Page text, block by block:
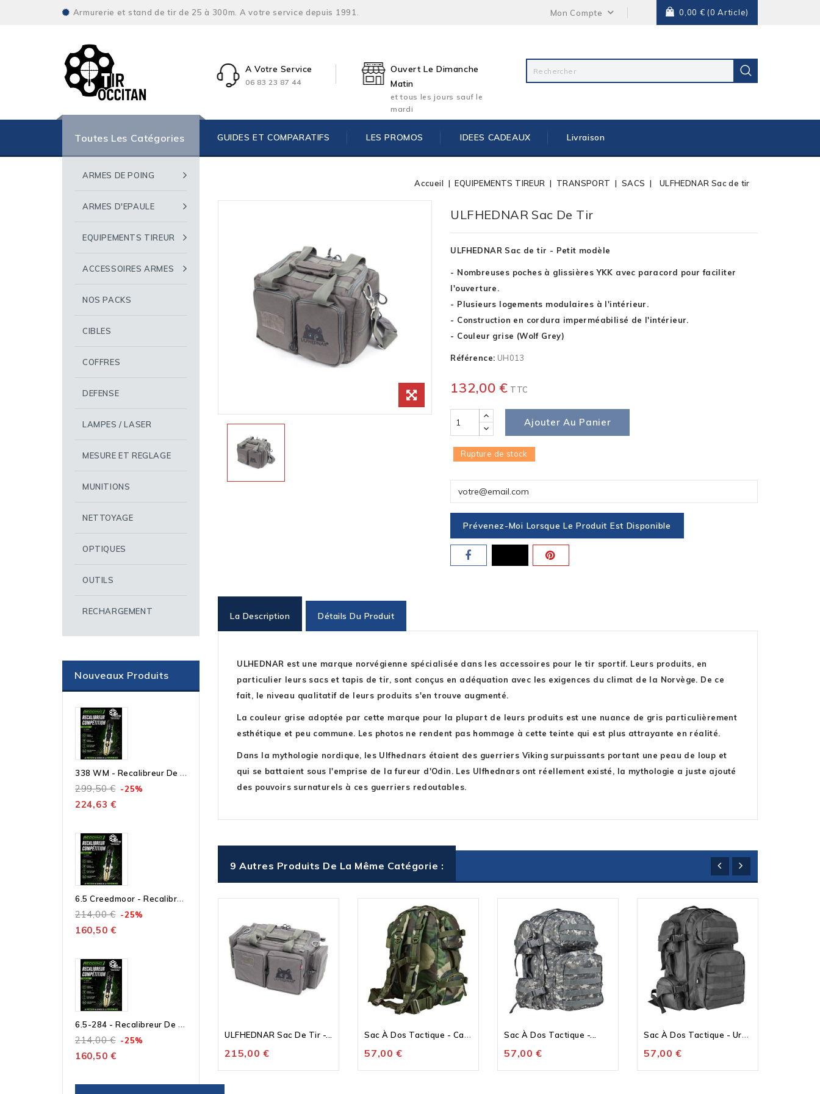
Armurerie et stand de tir de 25 à 300m. A votre service depuis 1991. Mon Compte 0,00 € (0 Article)
A Votre Service
06 83 23 87 44
Ouvert Le Dimanche
Matin
et tous les jours sauf le
mardi
GUIDES ET COMPARATIFS LES PROMOS IDEES CADEAUX Livraison
Toutes Les Catégories
ARMES DE POING
ARMES D'EPAULE
EQUIPEMENTS TIREUR
ACCESSOIRES ARMES
NOS PACKS
CIBLES
COFFRES
DEFENSE
LAMPES / LASER
MESURE ET REGLAGE
MUNITIONS
NETTOYAGE
OPTIQUES
OUTILS
RECHARGEMENT
Nouveaux Produits
3
38 WM - Recalibreur De Collet Compétition – Outil Seul À Bushing Micrométrique
299,50 € -25%
224,63 €
6
.5 Creedmoor - Recalibreur De Collet Compétition – Outil Seul À Bushing Micrométrique
214,00 € -25%
160,50 €
6
.5-284 - Recalibreur De Collet Compétition – Outil Seul À Bushing Micrométrique
214,00 € -25%
160,50 €
Accueil EQUIPEMENTS TIREUR TRANSPORT SACS ULFHEDNAR Sac de tir
ULFHEDNAR Sac De Tir
ULFHEDNAR Sac de tir - Petit modèle
- Nombreuses poches à glissières YKK avec paracord pour faciliter
l'ouverture.
- Plusieurs logements modulaires à l'intérieur.
- Construction en cordura imperméabilisé de l'intérieur.
- Couleur grise (Wolf Grey)
Référence: UH013
132,00 € TTC
Ajouter Au Panier
Rupture de stock
Prévenez-Moi Lorsque Le Produit Est Disponible
La Description Détails Du Produit
ULHEDNAR est une marque norvégienne spécialisée dans les accessoires pour le tir sportif. Leurs produits, en
particulier leurs sacs et tapis de tir, sont conçus en adéquation avec les exigences du climat de la Norvège. De ce
fait, le niveau qualitatif de leurs produits s'en trouve augmenté.
La couleur grise adoptée par cette marque pour la plupart de leurs produits est une nuance de gris particulièrement
esthétique et peu commune. Les photos ne rendent pas hommage à cette teinte qui est plus attrayante en réalité.
Dans la mythologie nordique, les Ulfhednars étaient des guerriers Viking surpuissants portant une peau de loup et
qui se battaient sous l'emprise de la fureur d'Odin. Les Ulfhednars ont réellement existé, la mythologie a juste ajouté
des pouvoirs surnaturels à ces guerriers redoutables.
9 Autres Produits De La Même Catégorie :
ULFHEDNAR Sac De Tir -...
215,00 €
S
Ac À Dos Tactique - Camo
57,00 €
Sac À Dos Tactique -...
57,00 €
S
Ac À Dos Tactique - Urban...
57,00 €